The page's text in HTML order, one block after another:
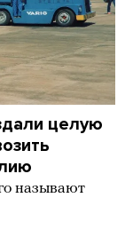
целую
называют